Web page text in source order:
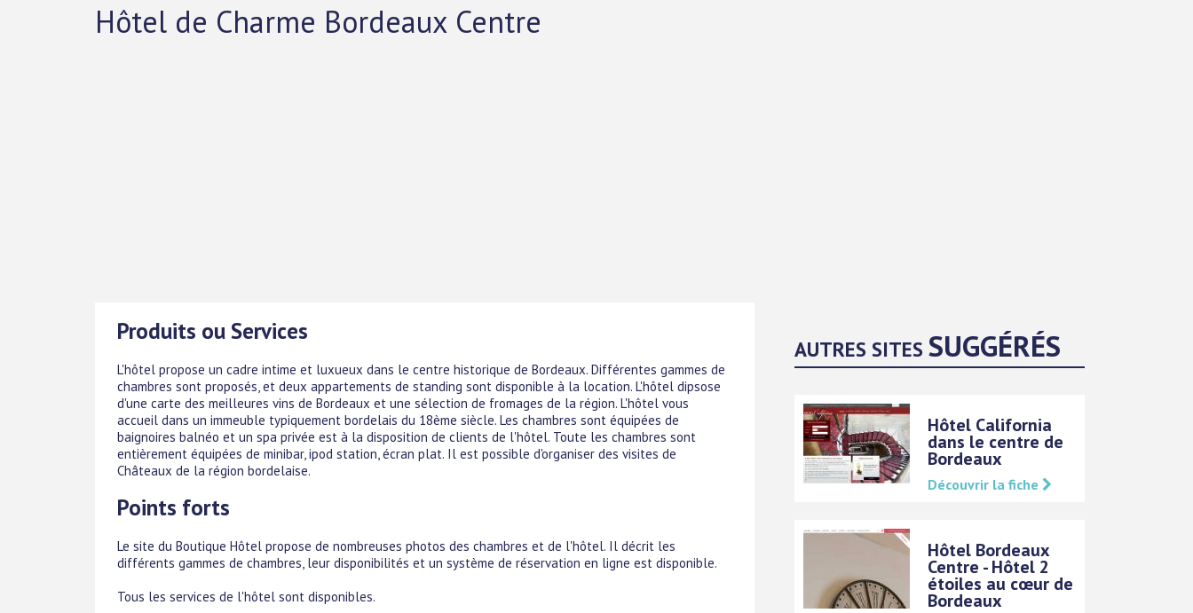
Hôtel de Charme Bordeaux Centre
Produits ou Services
L'hôtel propose un cadre intime et luxueux dans le centre historique de Bordeaux. Différentes gammes de
chambres sont proposés, et deux appartements de standing sont disponible à la location. L'hôtel dipsose
d'une carte des meilleures vins de Bordeaux et une sélection de fromages de la région. L'hôtel vous
accueil dans un immeuble typiquement bordelais du 18ème siècle. Les chambres sont équipées de
baignoires balnéo et un spa privée est à la disposition de clients de l'hôtel. Toute les chambres sont
entièrement équipées de minibar, ipod station, écran plat. Il est possible d'organiser des visites de
Châteaux de la région bordelaise.
Points forts
Le site du Boutique Hôtel propose de nombreuses photos des chambres et de l'hôtel. Il décrit les
différents gammes de chambres, leur disponibilités et un système de réservation en ligne est disponible.
Tous les services de l'hôtel sont disponibles.
AUTRES SITESSUGGÉRÉS
Hôtel California
dans le centre de
Bordeaux
Découvrir la fiche
Hôtel Bordeaux
Centre - Hôtel 2
étoiles au cœur de
Bordeaux